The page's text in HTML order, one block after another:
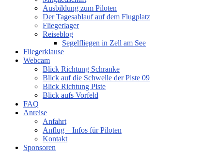
Ausbildung zum Piloten
Der Tagesablauf auf dem Flugplatz
Fliegerlager
Reiseblog
Segelfliegen in Zell am See
Fliegerklause
Webcam
Blick Richtung Schranke
Blick auf die Schwelle der Piste 09
Blick Richtung Piste
Blick aufs Vorfeld
FAQ
Anreise
Anfahrt
Anflug – Infos für Piloten
Kontakt
Sponsoren